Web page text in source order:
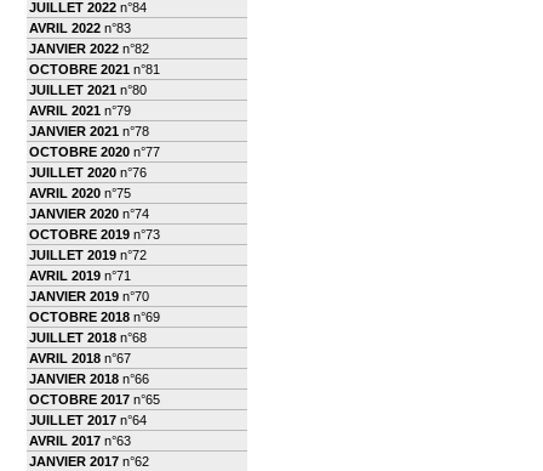
JUILLET 2022 n°84
AVRIL 2022 n°83
JANVIER 2022 n°82
OCTOBRE 2021 n°81
JUILLET 2021 n°80
AVRIL 2021 n°79
JANVIER 2021 n°78
OCTOBRE 2020 n°77
JUILLET 2020 n°76
AVRIL 2020 n°75
JANVIER 2020 n°74
OCTOBRE 2019 n°73
JUILLET 2019 n°72
AVRIL 2019 n°71
JANVIER 2019 n°70
OCTOBRE 2018 n°69
JUILLET 2018 n°68
AVRIL 2018 n°67
JANVIER 2018 n°66
OCTOBRE 2017 n°65
JUILLET 2017 n°64
AVRIL 2017 n°63
JANVIER 2017 n°62